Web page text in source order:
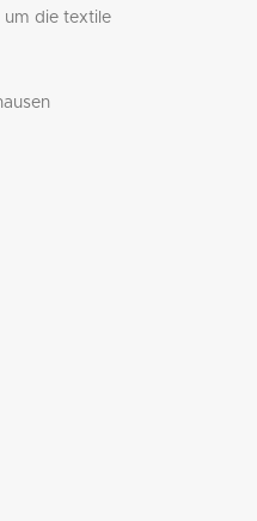
um die textile